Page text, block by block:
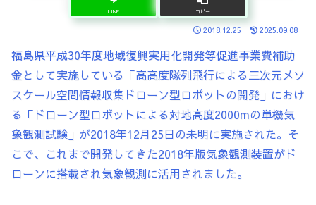
LINE コピー
2018.12.25 2025.09.08
福島県平成30年度地域復興実用化開発等促進事業費補助
金として実施している「高高度隊列飛行による三次元メソ
スケール空間情報収集ドローン型ロボットの開発」におけ
る「ドローン型ロボットによる対地高度2000mの単機気
象観測試験」が2018年12月25日の未明に実施された。そ
こで、これまで開発してきた2018年版気象観測装置がド
ローンに搭載され気象観測に活用されました。